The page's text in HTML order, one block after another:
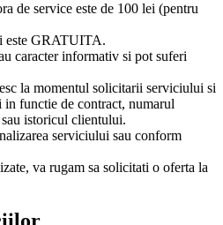
de service este de 100 lei (pentru
este GRATUITA.
caracter informativ si pot suferi
la momentul solicitarii serviciului si
functie de contract, numarul
istoricul clientului.
serviciului sau conform
va rugam sa solicitati o oferta la